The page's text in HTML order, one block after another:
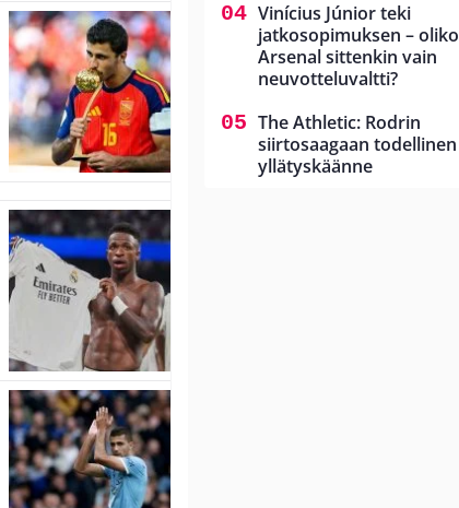
Vinícius Júnior teki
jatkosopimuksen – oliko
Arsenal sittenkin vain
neuvotteluvaltti?
The Athletic: Rodrin
siirtosaagaan todellinen
yllätyskäänne